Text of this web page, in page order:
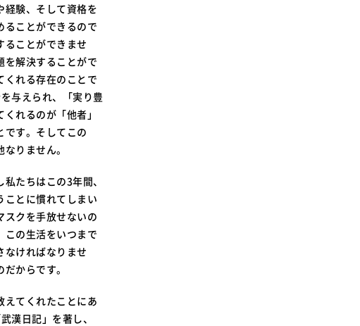
経験、そして資格を
ることができるので
ることができませ
を解決することがで
くれる存在のことで
与えられ、「実り豊
れるのが「他者」
です。そしてこの
りません。
たちはこの3年間、
ことに慣れてしまい
スクを手放せないの
この生活をいつまで
なければなりませ
からです。
えてくれたことにあ
漢日記」を著し、